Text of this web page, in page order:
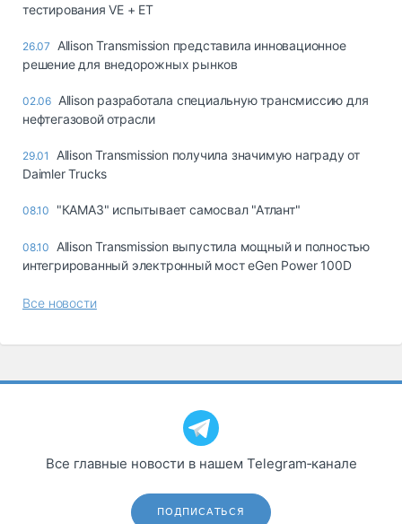
тестирования VE + ET
26.07
Allison Transmission представила инновационное
решение для внедорожных рынков
02.06 Allison разработала специальную трансмиссию для
нефтегазовой отрасли
29.01
Allison Transmission получила значимую награду от
Daimler Trucks
08.10 "КАМАЗ" испытывает самосвал "Атлант"
08.10
Allison Transmission выпустила мощный и полностью
интегрированный электронный мост eGen Power 100D
Все новости
Все главные новости в нашем Telegram‑канале
ПОДПИСАТЬСЯ